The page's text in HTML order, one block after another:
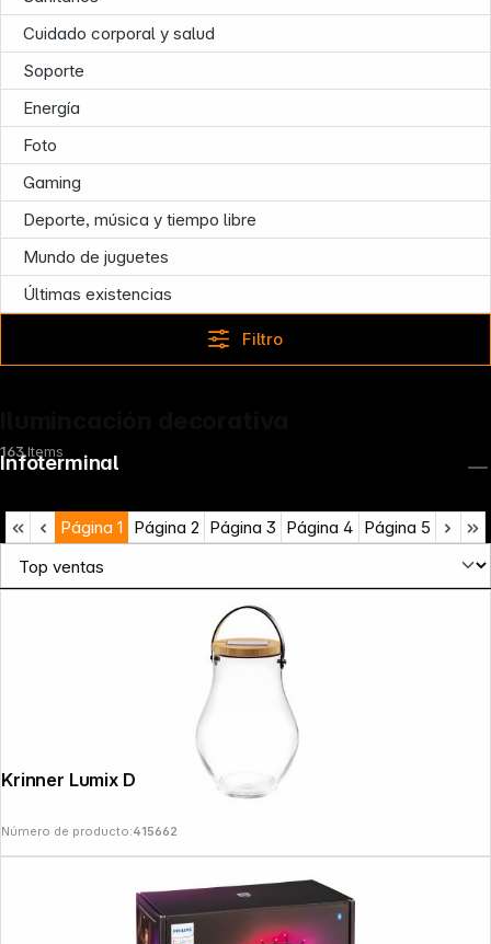
Cuidado corporal y salud
Soporte
Energía
Foto
Gaming
Deporte, música y tiempo libre
Mundo de juguetes
Últimas existencias
Filtro
163Items
Página 1 Página 2 Página 3 Página 4 Página 5
Krinner Lumix Deco Glass Bold
Número de producto:415662
Infoterminal